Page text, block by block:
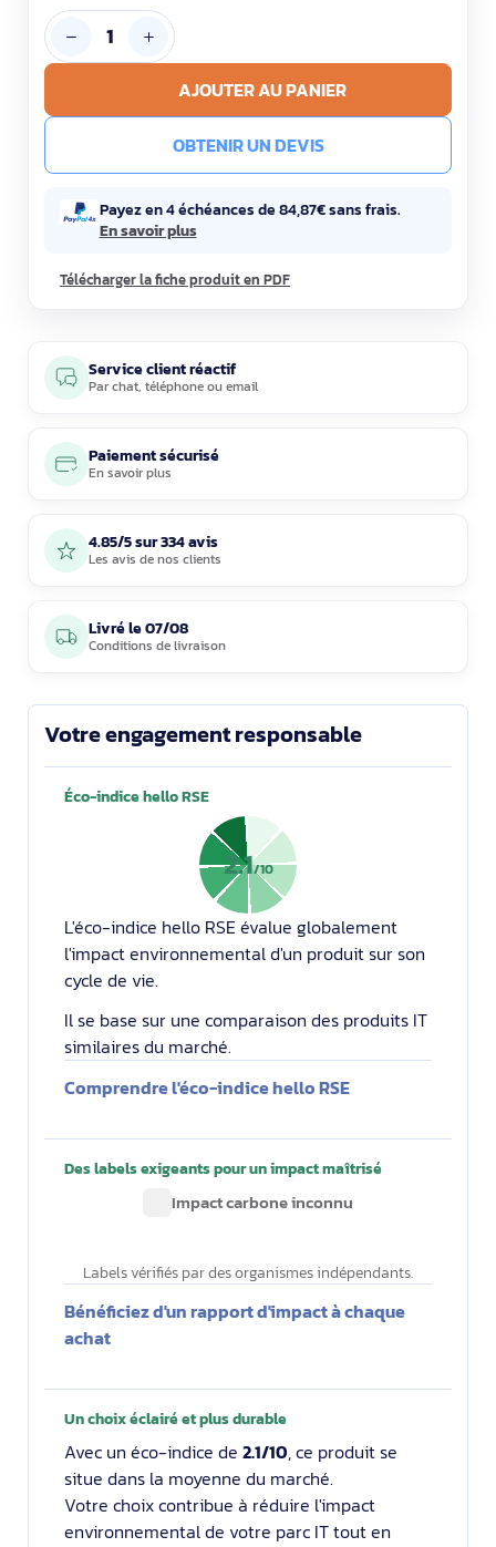
AJOUTER AU PANIER
OBTENIR UN DEVIS
Payez en 4 échéances de 84,87€ sans frais.
En savoir plus
Télécharger la fiche produit en PDF
Service client réactif
Parchat, téléphoneouemail
Paiement sécurisé
En savoir plus
4.85/5 sur 334 avis
Les avis de nos clients
Livré le07/08
Conditions de livraison
Votre engagement responsable
Éco-indice hello RSE
2.1/10
L'éco-indice hello RSE évalue globalement
l'impact environnemental d'un produit sur son
cycle de vie.
Il se base sur une comparaison des produits IT
similaires du marché.
Comprendre l'éco-indice hello RSE
Des labels exigeants pour un impact maîtrisé
Impact carbone inconnu
Labels vérifiés par des organismes indépendants.
Bénéficiez d'un rapport d'impact à chaque
achat
Un choix éclairé et plus durable
Avec un éco-indice de 2.1/10, ce produit se
situe dans la moyenne du marché.
Votre choix contribue à réduire l'impact
environnemental de votre parc IT tout en